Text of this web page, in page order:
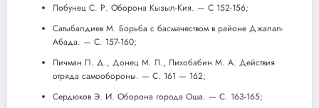
Лобунец С. Р. Оборона Кызыл-Кия. — С 152-156;
Сатыбалдиев М. Борьба с басмачеством в районе Джалал-
Абада. — С. 157-160;
Личман П. Д., Донец М. Л., Лихобабин М. А. Действия
отряда самообороны. — С. 161 — 162;
Сердюков Э. И. Оборона города Оша. — С. 163-165;